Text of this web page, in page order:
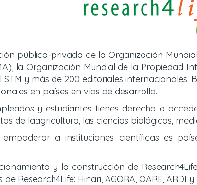
pública-privada de la Organización
la Organización Mundial de la Propiedad
STM y más de 200 editoriales
en países en vías de desarrollo.
y estudiantes tienes derecho a
de laagricultura, las ciencias biológicas,
empoderar a instituciones científicas es
y la construcción de
Research4Life: Hinari, AGORA, OARE,